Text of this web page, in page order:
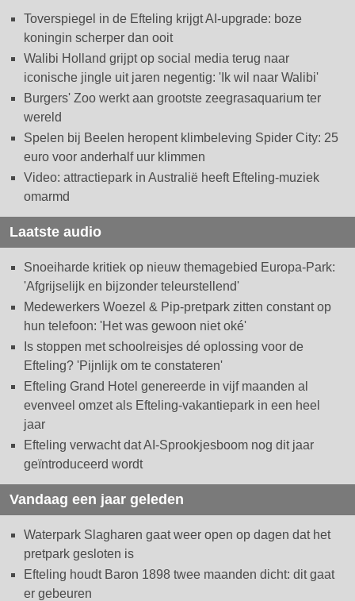
Toverspiegel in de Efteling krijgt AI-upgrade: boze
koningin scherper dan ooit
Walibi Holland grijpt op social media terug naar
iconische jingle uit jaren negentig: 'Ik wil naar Walibi'
Burgers' Zoo werkt aan grootste zeegrasaquarium ter
wereld
Spelen bij Beelen heropent klimbeleving Spider City: 25
euro voor anderhalf uur klimmen
Video: attractiepark in Australië heeft Efteling-muziek
omarmd
Laatste audio
Snoeiharde kritiek op nieuw themagebied Europa-Park:
'Afgrijselijk en bijzonder teleurstellend'
Medewerkers Woezel & Pip-pretpark zitten constant op
hun telefoon: 'Het was gewoon niet oké'
Is stoppen met schoolreisjes dé oplossing voor de
Efteling? 'Pijnlijk om te constateren'
Efteling Grand Hotel genereerde in vijf maanden al
evenveel omzet als Efteling-vakantiepark in een heel
jaar
Efteling verwacht dat AI-Sprookjesboom nog dit jaar
geïntroduceerd wordt
Vandaag een jaar geleden
Waterpark Slagharen gaat weer open op dagen dat het
pretpark gesloten is
Efteling houdt Baron 1898 twee maanden dicht: dit gaat
er gebeuren